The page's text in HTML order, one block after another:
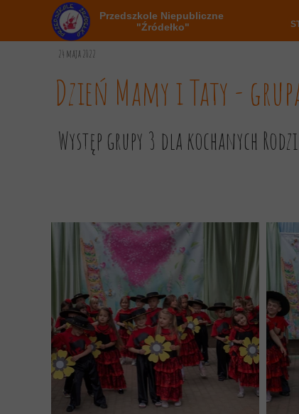
Przedszkole Niepubliczne
"Źródełko"
24 maja 2022
Dzień Mamy i Taty -
Występ grupy 3 dla kochanych